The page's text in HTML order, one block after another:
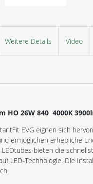
Weitere Details Video
HO 26W 840 4000K
EVG eignen sich
ermöglichen erhebliche
bieten die
LED-Technologie. Die